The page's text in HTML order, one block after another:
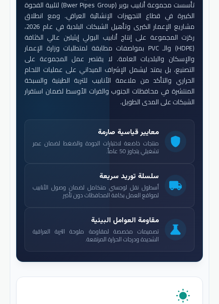
تأسست مجموعة أنابيب بوير (Bwer Pipes Group) لتلبية الفجوة
الكبيرة في قطاع التجهيزات الإنشائية العراقي. ومع انطلاق
مشاريع الإعمار الكبرى وتأهيل الشبكات البلدية في عام 2026،
ركزت المجموعة على إنتاج أنابيب البولي إيثيلين عالي الكثافة
(HDPE) والـ PVC بمواصفات مطابقة لمتطلبات وزارة الإعمار
والإسكان والبلديات العامة. لا يقتصر عمل المجموعة على
التصنيع، بل يمتد ليشمل الإشراف الميداني على عمليات اللحام
الحراري والتأكد من ملاءمة الأنابيب للتربة الطينية والسبخة
المنتشرة في محافظات الجنوب والفرات الأوسط لضمان استقرار
الشبكات على المدى الطويل.
shield
معايير قياسية صارمة
منتجات خاضعة لاختبارات الجودة والضغط لضمان عمر
تشغيلي يتجاوز 50 عاماً.
local_shipping
سلسلة توريد سريعة
أسطول نقل لوجستي متكامل لضمان وصول الأنابيب
لمواقع العمل بكافة المحافظات دون تأخير.
science
مقاومة العوامل البيئية
تصميمات مخصصة لمقاومة ملوحة التربة العراقية
الشديدة ودرجات الحرارة المرتفعة.
wb_sunny